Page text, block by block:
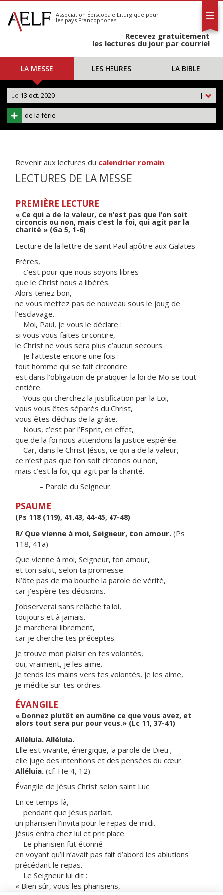
S'abonner
Calendrier
Association Épiscopale Liturgique pour
les pays Francophones
Recevez gratuitement
les lectures du jour par courriel
LA MESSE LES HEURES LA BIBLE
|
Le 13 oct. 2020
de la férie
Revenir aux lectures du calendrier romain.
LECTURES DE LA MESSE
PREMIÈRE LECTURE
« Ce qui a de la valeur, ce n’est pas que l’on soit
circoncis ou non, mais c’est la foi, qui agit par la
charité » (Ga 5, 1-6)
Lecture de la lettre de saint Paul apôtre aux Galates
Frères,
c’est pour que nous soyons libres
que le Christ nous a libérés.
Alors tenez bon,
ne vous mettez pas de nouveau sous le joug de
l’esclavage.
Moi, Paul, je vous le déclare :
si vous vous faites circoncire,
le Christ ne vous sera plus d’aucun secours.
Je l’atteste encore une fois :
tout homme qui se fait circoncire
est dans l’obligation de pratiquer la loi de Moïse tout
entière.
Vous qui cherchez la justification par la Loi,
vous vous êtes séparés du Christ,
vous êtes déchus de la grâce.
Nous, c’est par l’Esprit, en effet,
que de la foi nous attendons la justice espérée.
Car, dans le Christ Jésus, ce qui a de la valeur,
ce n’est pas que l’on soit circoncis ou non,
mais c’est la foi, qui agit par la charité.
– Parole du Seigneur.
PSAUME
(Ps 118 (119), 41.43, 44-45, 47-48)
R/ Que vienne à moi, Seigneur, ton amour. (Ps
118, 41a)
Que vienne à moi, Seigneur, ton amour,
et ton salut, selon ta promesse.
N’ôte pas de ma bouche la parole de vérité,
car j’espère tes décisions.
J’observerai sans relâche ta loi,
toujours et à jamais.
Je marcherai librement,
car je cherche tes préceptes.
Je trouve mon plaisir en tes volontés,
oui, vraiment, je les aime.
Je tends les mains vers tes volontés, je les aime,
je médite sur tes ordres.
ÉVANGILE
« Donnez plutôt en aumône ce que vous avez, et
alors tout sera pur pour vous.» (Lc 11, 37-41)
Alléluia. Alléluia.
Elle est vivante, énergique, la parole de Dieu ;
elle juge des intentions et des pensées du cœur.
Alléluia. (cf. He 4, 12)
Évangile de Jésus Christ selon saint Luc
En ce temps-là,
pendant que Jésus parlait,
un pharisien l’invita pour le repas de midi.
Jésus entra chez lui et prit place.
Le pharisien fut étonné
en voyant qu’il n’avait pas fait d’abord les ablutions
précédant le repas.
Le Seigneur lui dit :
« Bien sûr, vous les pharisiens,